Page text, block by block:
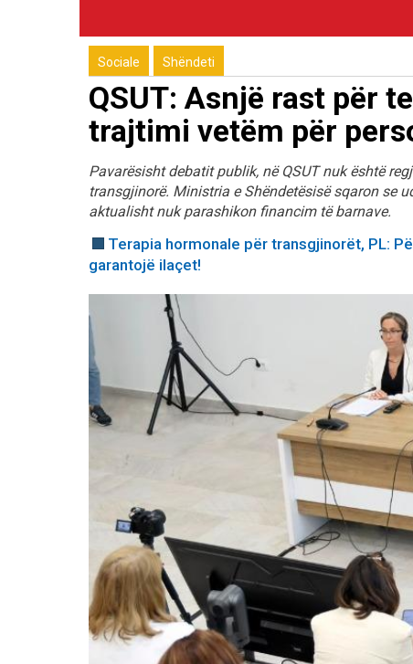
Sociale Shëndeti
QSUT: Asnjë rast për
trajtimi vetëm për
Pavarësisht debatit publik, në QSUT nuk është
transgjinorë. Ministria e Shëndetësisë sqaron se
aktualisht nuk parashikon financim të barnave.
Terapia hormonale për transgjinorët, PL:
garantojë ilaçet!